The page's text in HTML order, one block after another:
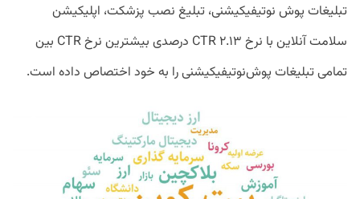
تبلیغات پوش نوتیفیکیشنی، تبلیغ نصب پزشکت، اپلیکیشن
سلامت آنلاین با نرخ CTR ۲.۱۳ درصدی بیشترین نرخ CTR بین
تمامی تبلیغات پوش‌نوتیفیکیشنی را به خود اختصاص داده است.